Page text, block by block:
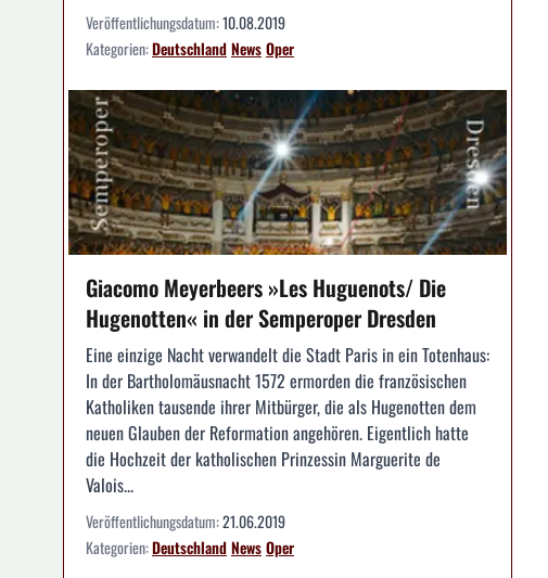
Veröffentlichungsdatum:10.08.2019
Kategorien:DeutschlandNewsOper
Giacomo Meyerbeers »Les Huguenots/ Die
Hugenotten« in der Semperoper Dresden
Eine einzige Nacht verwandelt die Stadt Paris in ein Totenhaus:
In der Bartholomäusnacht 1572 ermorden die französischen
Katholiken tausende ihrer Mitbürger, die als Hugenotten dem
neuen Glauben der Reformation angehören. Eigentlich hatte
die Hochzeit der katholischen Prinzessin Marguerite de
Valois...
Veröffentlichungsdatum:21.06.2019
Kategorien:DeutschlandNewsOper